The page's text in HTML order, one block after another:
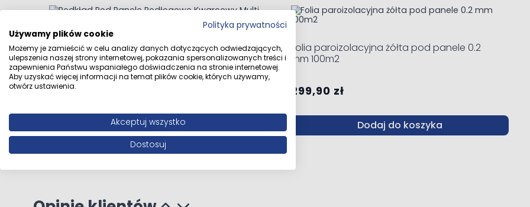
Podkład Pod Panele Podłogowe Kwarcowy
Multi PRO 1,8mm 8,5m2
223,90 zł
Dodaj do koszyka
Folia paroizolacyjna żółta pod panele 0.2
mm 100m2
299,90 zł
Dodaj do koszyka
Polityka prywatności
Używamy plików cookie
Możemy je zamieścić w celu analizy danych dotyczących odwiedzających,
ulepszenia naszej strony internetowej, pokazania spersonalizowanych treści i
zapewnienia Państwu wspaniałego doświadczenia na stronie internetowej.
Aby uzyskać więcej informacji na temat plików cookie, których używamy,
otwórz ustawienia.
Akceptuj wszystko
Dostosuj